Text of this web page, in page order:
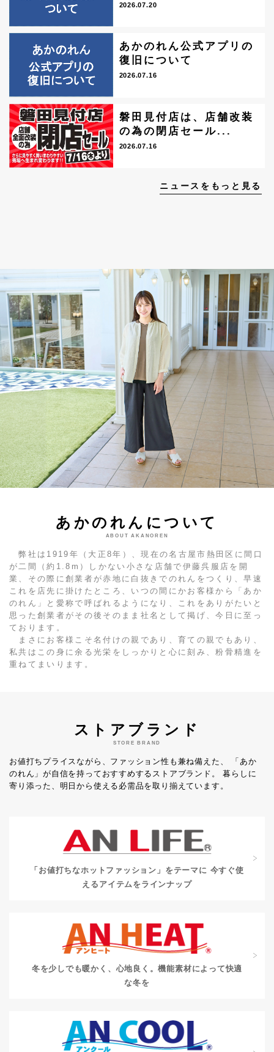
2026.07.20
あかのれん公式アプリの
復旧について
2026.07.16
磐田見付店は、店舗改装
の為の閉店セール...
2026.07.16
ニュースをもっと見る
あかのれんについて
ABOUT AKANOREN
弊社は1919年（大正8年）、現在の名古屋市熱田区に間口
が二間（約1.8m）しかない小さな店舗で伊藤呉服店を開
業、その際に創業者が赤地に白抜きでのれんをつくり、早速
これを店先に掛けたところ、いつの間にかお客様から「あか
のれん」と愛称で呼ばれるようになり、これをありがたいと
思った創業者がその後そのまま社名として掲げ、今日に至っ
ております。
まさにお客様こそ名付けの親であり、育ての親でもあり、
私共はこの身に余る光栄をしっかりと心に刻み、粉骨精進を
重ねてまいります。
ストアブランド
STORE BRAND
お値打ちプライスながら、ファッション性も兼ね備えた、
「あか
のれん」が自信を持っておすすめするストアブランド。
暮らしに
寄り添った、明日から使える必需品を取り揃えています。
「お値打ちなホットファッション」をテーマに 今すぐ使
えるアイテムをラインナップ
冬を少しでも暖かく、心地良く。機能素材によって快適
な冬を